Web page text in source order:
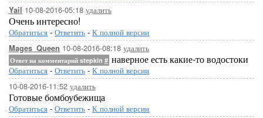
Yail 10-08-2016-05:18 удалить
Очень интересно!
Обратиться - Ответить - К полной версии
Mages_Queen 10-08-2016-08:18 удалить
Ответ на комментарий stepkin # наверное есть какие-то водостоки
Обратиться - Ответить - К полной версии
10-08-2016-11:52 удалить
Готовые бомбоубежища
Обратиться - Ответить - К полной версии